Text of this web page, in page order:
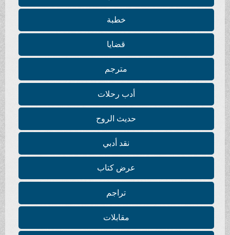
خطبة
قضايا
مترجم
أدب رحلات
حديث الروح
نقد أدبي
عرض كتاب
تراجم
مقابلات